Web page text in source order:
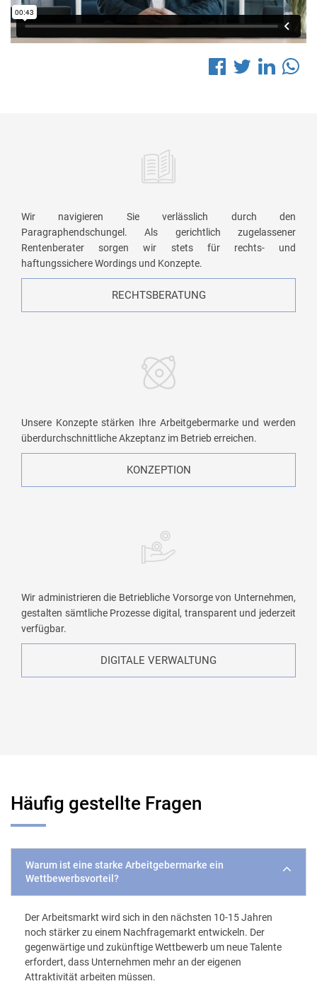
Wir navigieren Sie verlässlich durch den
Paragraphendschungel. Als gerichtlich zugelassener
Rentenberater sorgen wir stets für rechts- und
haftungssichere Wordings und Konzepte.
RECHTSBERATUNG
Unsere Konzepte stärken Ihre Arbeitgebermarke und werden
überdurchschnittliche Akzeptanz im Betrieb erreichen.
KONZEPTION
Wir administrieren die Betriebliche Vorsorge von Unternehmen,
gestalten sämtliche Prozesse digital, transparent und jederzeit
verfügbar.
DIGITALE VERWALTUNG
Häufig gestellte Fragen
Warum ist eine starke Arbeitgebermarke ein
Wettbewerbsvorteil?
Der Arbeitsmarkt wird sich in den nächsten 10-15 Jahren
noch stärker zu einem Nachfragemarkt entwickeln. Der
gegenwärtige und zukünftige Wettbewerb um neue Talente
erfordert, dass Unternehmen mehr an der eigenen
Attraktivität arbeiten müssen.